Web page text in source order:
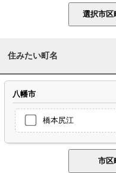
住みたい町名
八幡市
橋本尻江